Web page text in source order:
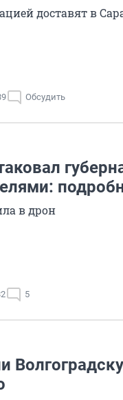
доставят в
Обсудить
в дрон
5